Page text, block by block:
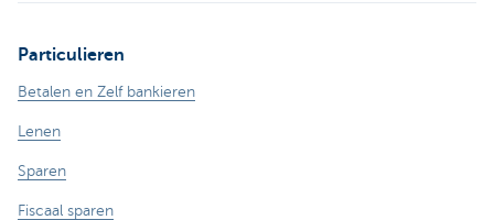
Particulieren
Betalen en Zelf bankieren
Lenen
Sparen
Fiscaal sparen